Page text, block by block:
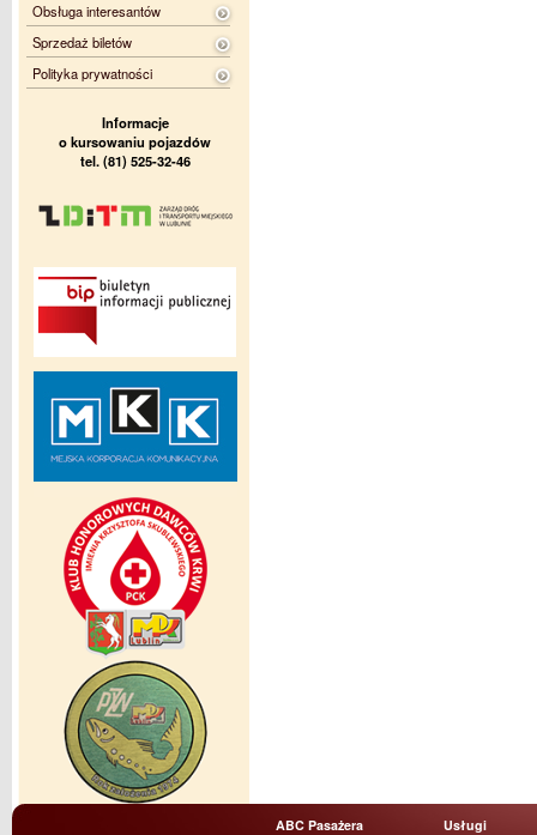
Obsługa interesantów
Sprzedaż biletów
Polityka prywatności
Informacje
o kursowaniu pojazdów
tel. (81) 525-32-46
ABC Pasażera Usługi